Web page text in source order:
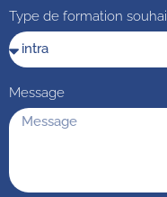
Type de formation
Message